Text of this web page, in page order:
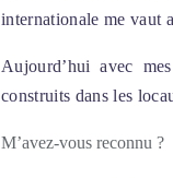
internationale me vaut
Aujourd’hui avec
construits dans les
M’avez-vous reconnu ?